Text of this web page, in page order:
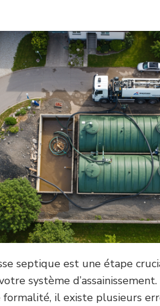
septique est une étape
système
il existe plusieurs